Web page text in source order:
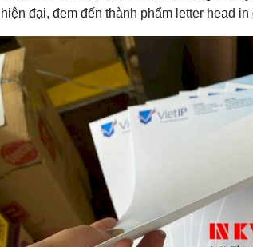
đại, đem đến thành phẩm letter head